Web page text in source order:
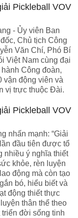
- Ủy viên Ban
Chủ tịch Công
Văn Chí, Phó Bí
Việt Nam cùng đại
Công đoàn,
vận động viên và
vị trực thuộc Đài.
nhấn mạnh: “Giải
đầu tiên được tổ
nhiều ý nghĩa thiết
khỏe, rèn luyện
động mà còn tạo
bó, hiểu biết và
động thiết thực
thân thể theo
đời sống tinh